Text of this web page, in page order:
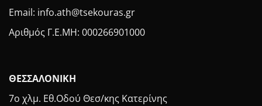
Email: info.ath@tsekouras.gr
Αριθμός Γ.Ε.MH: 000266901000
ΘΕΣΣΑΛΟΝΙΚΗ
7ο χλμ. Εθ.Οδού Θεσ/κης Κατερίνης